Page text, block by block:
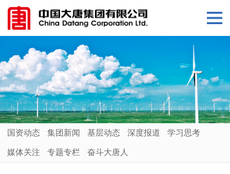
国资动态 集团新闻 基层动态 深度报道 学习思考
媒体关注 专题专栏 奋斗大唐人